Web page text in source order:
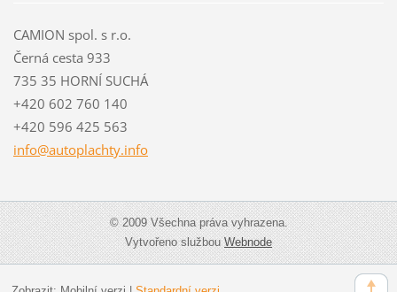
CAMION spol. s r.o.
Černá cesta 933
735 35 HORNÍ SUCHÁ
+420 602 760 140
+420 596 425 563
info@autoplachty.info
© 2009 Všechna práva vyhrazena.
Vytvořeno službouWebnode